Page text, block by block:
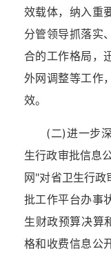
效载体，纳入重
分管领导抓落实
合的工作格局，
外网调整等工作
效。
(二)进一步
生行政审批信息
网"对省卫生行
批工作平台办事
生财政预算决算
格和收费信息公